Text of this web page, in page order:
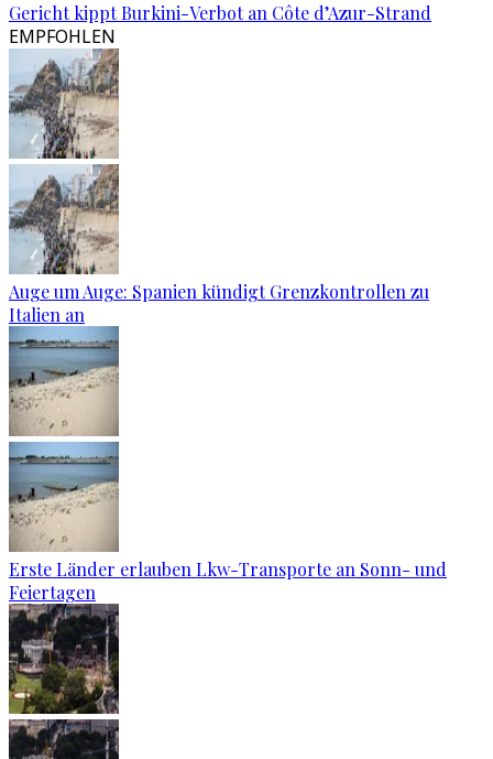
Gericht kippt Burkini-Verbot an Côte d’Azur-Strand
EMPFOHLEN
Auge um Auge: Spanien kündigt Grenzkontrollen zu
Italien an
Erste Länder erlauben Lkw-Transporte an Sonn- und
Feiertagen